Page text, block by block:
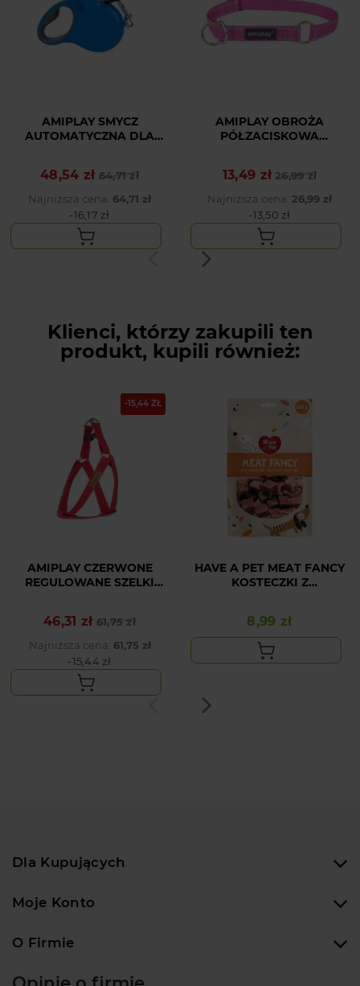
AMIPLAY SMYCZ
AUTOMATYCZNA DLA
FREEDOM M
Cena podstawowa
64,71 zł
Cena
48,54 zł
Najniższa cena: 64,71 zł
-16,17 zł
AMIPLAY OBROŻA
PÓŁZACISKOWA
Cena podstawowa
26,99 zł
Cena
13,49 zł
Najniższa cena: 26,99 zł
-13,50 zł
Klienci, którzy zakupili ten
produkt, kupili również:
-15,44 ZŁ
AMIPLAY CZERWONE
REGULOWANE SZELKI
Cena podstawowa
61,75 zł
Cena
46,31 zł
Najniższa cena: 61,75 zł
-15,44 zł
HAVE A PET MEAT FANCY
KOSTECZKI Z
Cena
8,99 zł
Dla Kupujących
Moje Konto
O Firmie